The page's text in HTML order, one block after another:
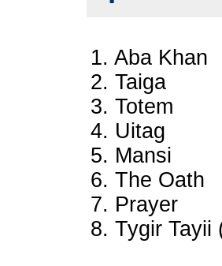
1. Aba Khan
2. Taiga
3. Totem
4. Uitag
5. Mansi
6. The Oath
7. Prayer
8. Tygir Tayii